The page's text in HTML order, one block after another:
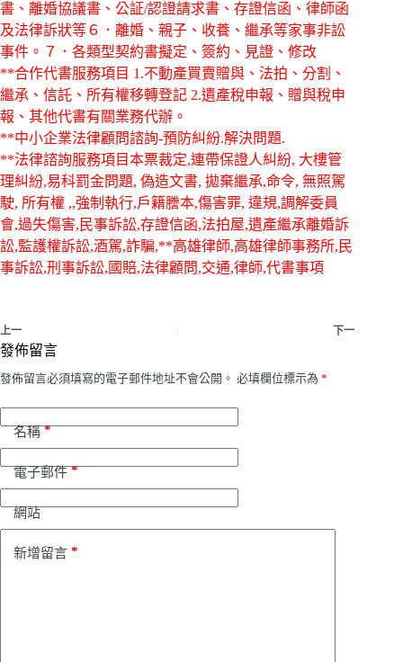
書、離婚協議書、公証/認證請求書、存證信函、律師函
及法律訴狀等６．離婚、親子、收養、繼承等家事非訟
事件。７．各類型契約書擬定、簽約、見證、修改
**合作代書服務項目 1.不動產買賣贈與、法拍、分割、
繼承、信託、所有權移轉登記 2.遺產稅申報、贈與稅申
報、其他代書有關業務代辦。
**中小企業法律顧問諮詢-預防糾紛.解決問題.
**法律諮詢服務項目本票裁定,連帶保證人糾紛, 大樓管
理糾紛,易科罰金問題, 偽造文書, 拋棄繼承,命令, 無照駕
駛, 所有權 ,,強制執行,戶籍謄本,傷害罪, 違規,調解委員
會,過失傷害,民事訴訟,存證信函,法拍屋,遺產繼承離婚訴
訟,監護權訴訟,酒駕,詐騙,**高雄律師,高雄律師事務所,民
事訴訟,刑事訴訟,國賠,法律顧問,交通,律師,代書事項
上一 下一
發佈留言
發佈留言必須填寫的電子郵件地址不會公開。 必填欄位標示為 *
名稱*
電子郵件*
網站
新增留言 *